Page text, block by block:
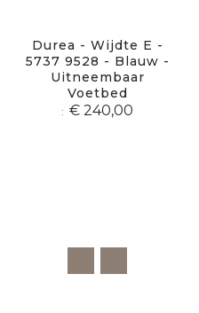
Durea - Wijdte E -
5737 9528 - Blauw -
Uitneembaar
Voetbed
€ 240,00